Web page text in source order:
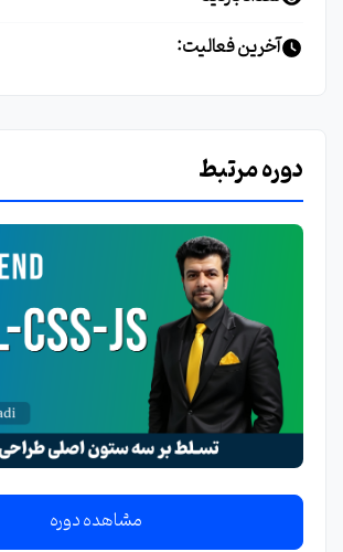
آخرین فعالیت:
دوره مرتبط
مشاهده دوره